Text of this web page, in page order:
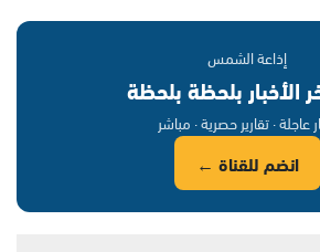
إذاعة الشمس
الأخبار بلحظة بلحظة
عاجلة · تقارير حصرية · مباشر
انضم للقناة ←